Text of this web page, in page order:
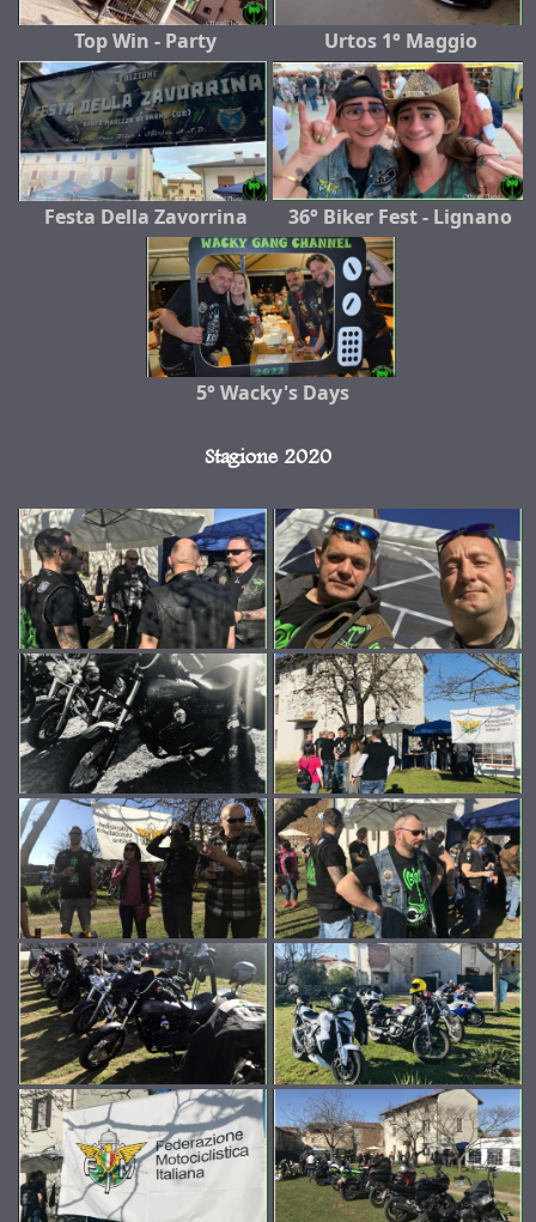
Top Win - Party Urtos 1° Maggio
Festa Della Zavorrina 36° Biker Fest - Lignano
5° Wacky's Days
Stagione 2020